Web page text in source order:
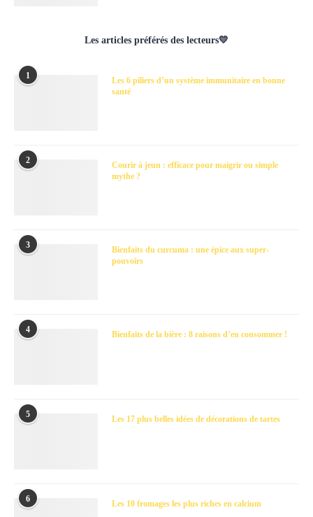
Les articles préférés des lecteurs💛
1
Les 6 piliers d’un système immunitaire en bonne
santé
2
Courir à jeun : efficace pour maigrir ou simple
mythe ?
3
Bienfaits du curcuma : une épice aux super-
pouvoirs
4 Bienfaits de la bière : 8 raisons d’en consommer !
5 Les 17 plus belles idées de décorations de tartes
6 Les 10 fromages les plus riches en calcium